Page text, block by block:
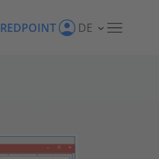
REDPOINT DE